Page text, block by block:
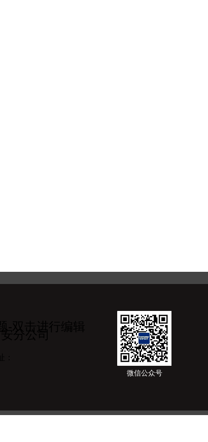
微信公众号